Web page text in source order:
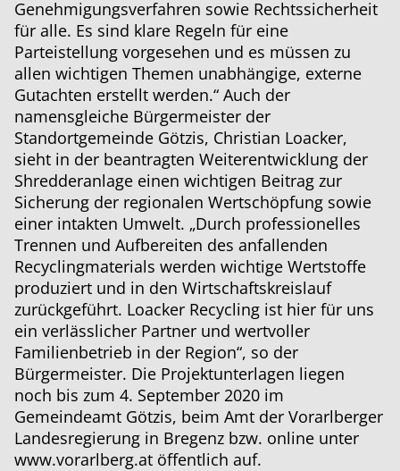
Genehmigungsverfahren sowie Rechtssicherheit
für alle. Es sind klare Regeln für eine
Parteistellung vorgesehen und es müssen zu
allen wichtigen Themen unabhängige, externe
Gutachten erstellt werden.“ Auch der
namensgleiche Bürgermeister der
Standortgemeinde Götzis, Christian Loacker,
sieht in der beantragten Weiterentwicklung der
Shredderanlage einen wichtigen Beitrag zur
Sicherung der regionalen Wertschöpfung sowie
einer intakten Umwelt. „Durch professionelles
Trennen und Aufbereiten des anfallenden
Recyclingmaterials werden wichtige Wertstoffe
produziert und in den Wirtschaftskreislauf
zurückgeführt. Loacker Recycling ist hier für uns
ein verlässlicher Partner und wertvoller
Familienbetrieb in der Region“, so der
Bürgermeister. Die Projektunterlagen liegen
noch bis zum 4. September 2020 im
Gemeindeamt Götzis, beim Amt der Vorarlberger
Landesregierung in Bregenz bzw. online unter
www.vorarlberg.at öffentlich auf.